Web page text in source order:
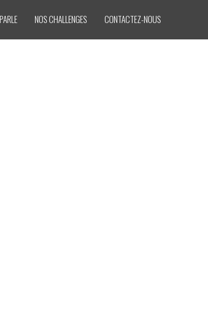
NOS CHALLENGES CONTACTEZ-NOUS